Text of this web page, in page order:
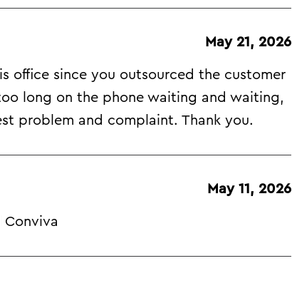
May 21, 2026
office since you outsourced the customer
long on the phone waiting and waiting,
problem and complaint. Thank you.
May 11, 2026
Conviva